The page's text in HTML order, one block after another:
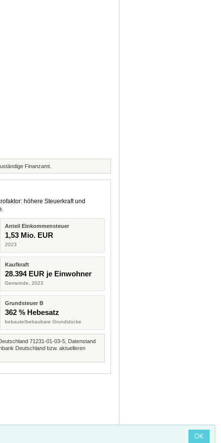
Finanzamt.
höhere Steuerkraft und
Anteil Einkommensteuer
1,53 Mio. EUR
2023
Kaufkraft
28.394 EUR je Einwohner
Gemeinde, 2023
Grundsteuer B
362 % Hebesatz
bebaute/bebaubare Grundstücke
71231-01-03-5, Datenstand
Deutschland bzw. aktuelleren
OK